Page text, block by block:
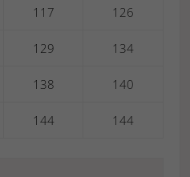
117 126
129 134
138 140
144 144